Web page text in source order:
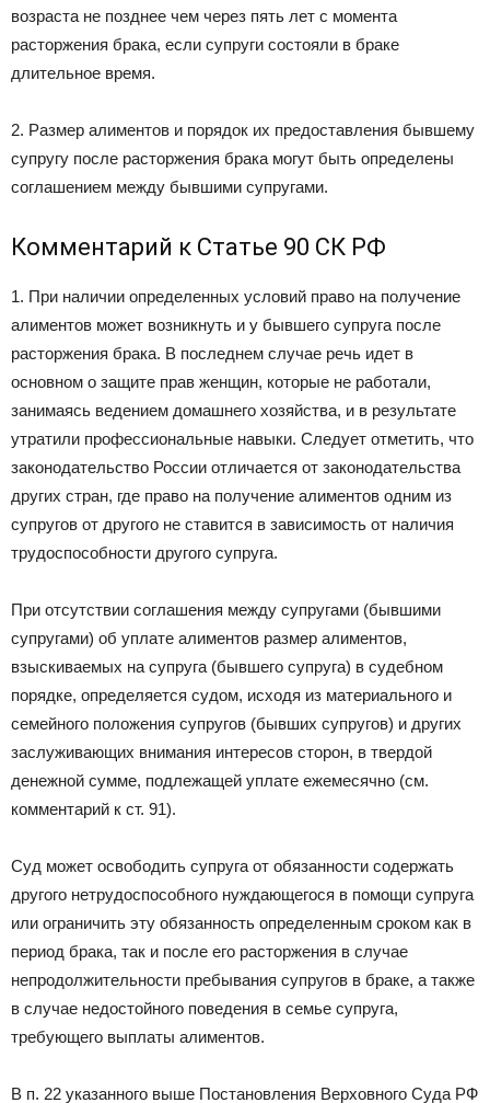
возраста не позднее чем через пять лет с момента
расторжения брака, если супруги состояли в браке
длительное время.
2. Размер алиментов и порядок их предоставления бывшему
супругу после расторжения брака могут быть определены
соглашением между бывшими супругами.
Комментарий к Статье 90 СК РФ
1. При наличии определенных условий право на получение
алиментов может возникнуть и у бывшего супруга после
расторжения брака. В последнем случае речь идет в
основном о защите прав женщин, которые не работали,
занимаясь ведением домашнего хозяйства, и в результате
утратили профессиональные навыки. Следует отметить, что
законодательство России отличается от законодательства
других стран, где право на получение алиментов одним из
супругов от другого не ставится в зависимость от наличия
трудоспособности другого супруга.
При отсутствии соглашения между супругами (бывшими
супругами) об уплате алиментов размер алиментов,
взыскиваемых на супруга (бывшего супруга) в судебном
порядке, определяется судом, исходя из материального и
семейного положения супругов (бывших супругов) и других
заслуживающих внимания интересов сторон, в твердой
денежной сумме, подлежащей уплате ежемесячно (см.
комментарий к ст. 91).
Суд может освободить супруга от обязанности содержать
другого нетрудоспособного нуждающегося в помощи супруга
или ограничить эту обязанность определенным сроком как в
период брака, так и после его расторжения в случае
непродолжительности пребывания супругов в браке, а также
в случае недостойного поведения в семье супруга,
требующего выплаты алиментов.
В п. 22 указанного выше Постановления Верховного Суда РФ